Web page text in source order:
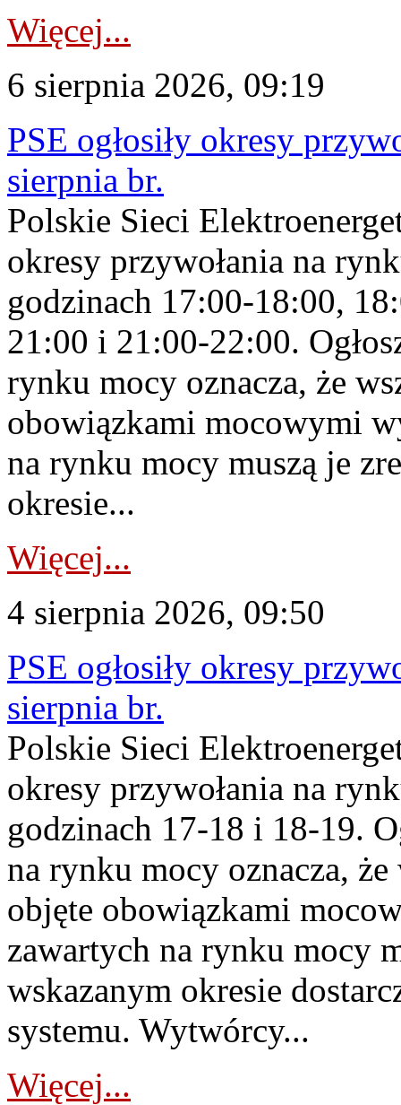
Więcej...
6 sierpnia 2026, 09:19
PSE ogłosiły okresy
sierpnia br.
Polskie Sieci
okresy przywołania na
godzinach 17:00-18:00,
21:00 i 21:00-22:00.
rynku mocy oznacza, że
obowiązkami mocowymi
na rynku mocy muszą je
okresie...
Więcej...
4 sierpnia 2026, 09:50
PSE ogłosiły okresy
sierpnia br.
Polskie Sieci
okresy przywołania na
godzinach 17-18 i 18-19.
na rynku mocy oznacza,
objęte obowiązkami
zawartych na rynku mocy
wskazanym okresie
systemu. Wytwórcy...
Więcej...